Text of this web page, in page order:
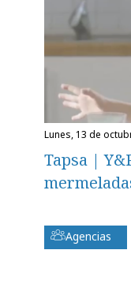
lunes, 13 de
Tapsa |
Agencias